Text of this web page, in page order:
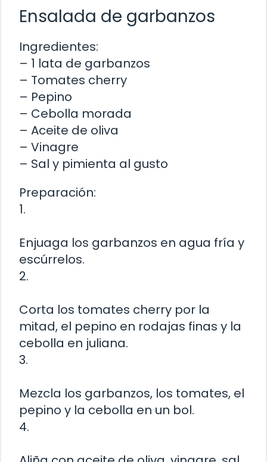
Ensalada de garbanzos
Ingredientes:
– 1 lata de garbanzos
– Tomates cherry
– Pepino
– Cebolla morada
– Aceite de oliva
– Vinagre
– Sal y pimienta al gusto
Preparación:
1.
Enjuaga los garbanzos en agua fría y
escúrrelos.
2.
Corta los tomates cherry por la
mitad, el pepino en rodajas finas y la
cebolla en juliana.
3.
Mezcla los garbanzos, los tomates, el
pepino y la cebolla en un bol.
4.